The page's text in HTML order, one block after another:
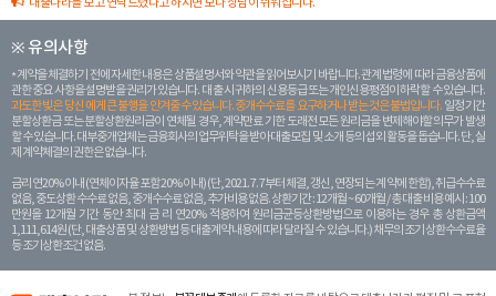
※ 유의사항
계약을 체결하기 전에 자세한 내용은 상품설명서와 약관을 읽어보시기 바랍니다. 관계 법령에 따라 금융상품에
관한 중요 사항을 설명받을 권리가 있습니다. 대 출 시 귀하의 신용등급 또는 개인신용평점이 하락할 수 있습니다.
과도한 빚은 당신 에게 큰 불행을 안겨줄 수 있습니다. 중개수수료를 요구하거나 받는 것은 불법입니다. 일정 기간
분할상환금 또는 분할상환원리금이 연체될 경우, 계약만료 기한 도래전 모든 원리금을 변제해야할 의무가 발생
할 수 있습니다. 대부중개업체는 금융회사의 업무위탁을 받아 대출모집 및 소개 등의 섭외 활동을 돕습니다. 단, 실
제 계약체결의 권한은 없습니다.
금리 연20% 이내 (연체이자율 포함 20% 이내) (단, 2021. 7. 7부터 체결, 갱신, 연장되는 계 약에 한함), 취급수수료
없음, 중도상환 수수료 없음, 중개수수료 없음, 추가비용 없음. 상환기간 : 12개월 ~ 60개월 / 총 대출 비용 예시 : 100
만원을 12개월 기간 동안 최대 금 리 연20% 적용하여 원리금균등상환방법으로 이용하는 경우 총 상환금액
1,111,614원 (단, 대출상품 및 상환방법 등 대출계약 내용에 따라 달라질 수 있습니다.) 채무의 조기 상환수수료율
등 조기상환조건 없음.